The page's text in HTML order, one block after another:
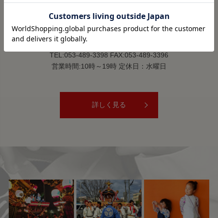
祭すみたや 助信駅前店
〒430-0911 静岡県浜松市中央区新津町14-1
TEL:053-489-3398 FAX:053-489-3396
営業時間:10時～19時 定休日：水曜日
詳しく見る